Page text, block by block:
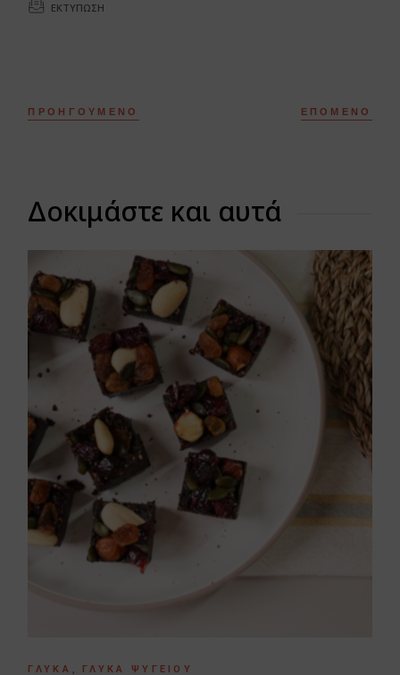
ΕΚΤΎΠΩΣΗ
ΠΡΟΗΓΟΎΜΕΝΟ ΕΠΌΜΕΝΟ
Δοκιμάστε και αυτά
ΓΛΥΚΆ ΓΛΥΚΆ ΨΥΓΕΊΟΥ